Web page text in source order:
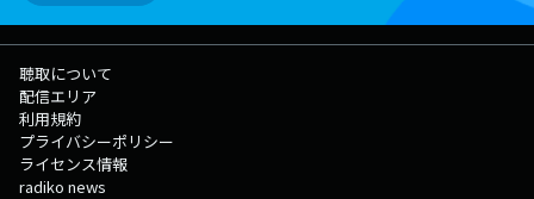
聴取について
配信エリア
利用規約
プライバシーポリシー
ライセンス情報
radiko news